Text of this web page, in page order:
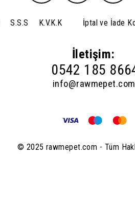
S.S.S K.V.K.K İptal ve İade
İletişim:
0542 185
info@rawmepet.com
© 2025 rawmepet.com - Tüm